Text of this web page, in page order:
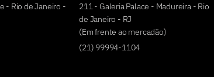
- Rio de Janeiro -
211 - Galeria Palace - Madureira - Rio
de Janeiro - RJ
(Em frente ao mercadão)
(21) 99994-1104